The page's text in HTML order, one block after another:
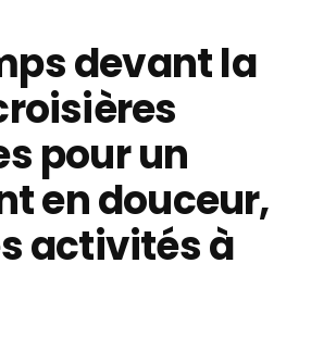
devant la
pour un
en douceur,
activités à